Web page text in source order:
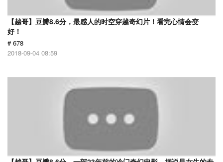
【越哥】豆瓣8.6分，最感人的时空穿越奇幻片！看完心情会变
好！
# 678
2018-09-04 08:59